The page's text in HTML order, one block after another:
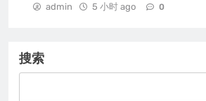
admin 5 小时 ago 0
搜索